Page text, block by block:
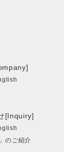
[Inquiry]
のご紹介